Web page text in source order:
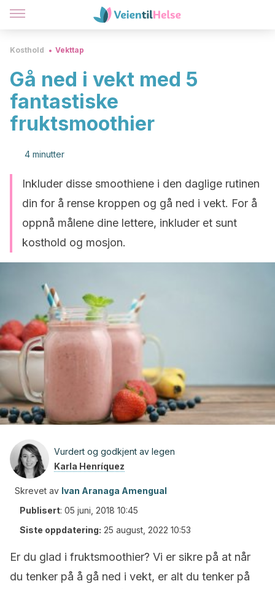
Kosthold Vekttap
Gå ned i vekt med 5
fantastiske
fruktsmoothier
4 minutter
Inkluder disse smoothiene i den daglige rutinen
din for å rense kroppen og gå ned i vekt. For å
oppnå målene dine lettere, inkluder et sunt
kosthold og mosjon.
Vurdert og godkjent av legen
Karla Henríquez
Skrevet av Ivan Aranaga Amengual
Publisert: 05 juni, 2018 10:45
Siste oppdatering: 25 august, 2022 10:53
Er du glad i fruktsmoothier? Vi er sikre på at når
du tenker på å gå ned i vekt, er alt du tenker på